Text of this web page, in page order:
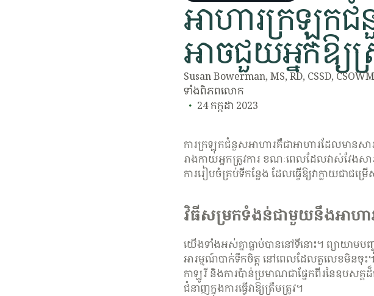
អាហារក្រឡុកជំ
អាចជួយអ្នកឱ្យ
​​Susan Bowerman, MS, RD, CSSD,
ទាំងពិភពលោក​
24 កក្កដា 2023
ការក្រឡុកជំនួសអាហារគឺជាអាហារដែលមានសារ
រាងកាយអ្នកត្រូវការ ខណៈពេលដែលវាស់វែងស
ការរៀបចំគ្រប់ទីកន្លែង ដែលធ្វើឱ្យវាក្លាយជាជ
វិធីសម្រកទំងន់ជាមួយនឹងអាហ
យើងទាំងអស់គ្នាធ្លាប់បាននៅទីនោះ។ ព្យាយាម
អារម្មណ៍បាក់ទឹកចិត្ត នៅពេលដែលតួលេខមិនចុះ។
កាឡូរី និងការប៉ាន់ប្រមាណជាផ្នែកពីរនៃឧបសគ្
ជំនាញក្នុងការធ្វើវាឱ្យត្រឹមត្រូវ។